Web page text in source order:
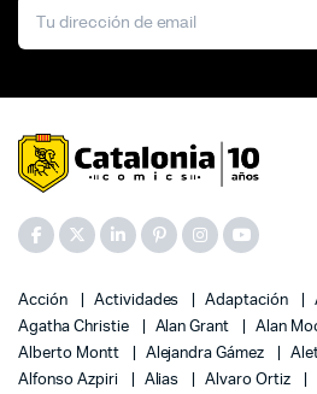
Acción Actividades Adaptación
Agatha Christie
Alan Grant Alan
Alberto Montt
Alejandra Gámez
Alfonso Azpiri
Alias Alvaro Ortiz